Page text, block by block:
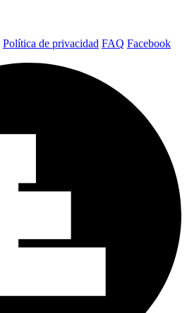
Política de privacidad FAQ Facebook